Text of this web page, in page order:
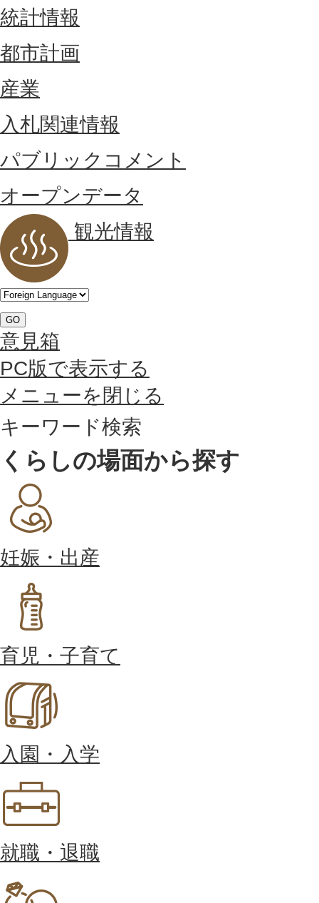
統計情報
都市計画
産業
入札関連情報
パブリックコメント
オープンデータ
観光情報
GO
意見箱
PC版で表示する
メニューを閉じる
キーワード検索
くらしの場面から探す
妊娠・出産
育児・子育て
入園・入学
就職・退職